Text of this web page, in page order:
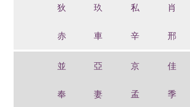
狄 玖 私 肖
赤 車 辛 邢
並 亞 京 佳
奉 妻 孟 季